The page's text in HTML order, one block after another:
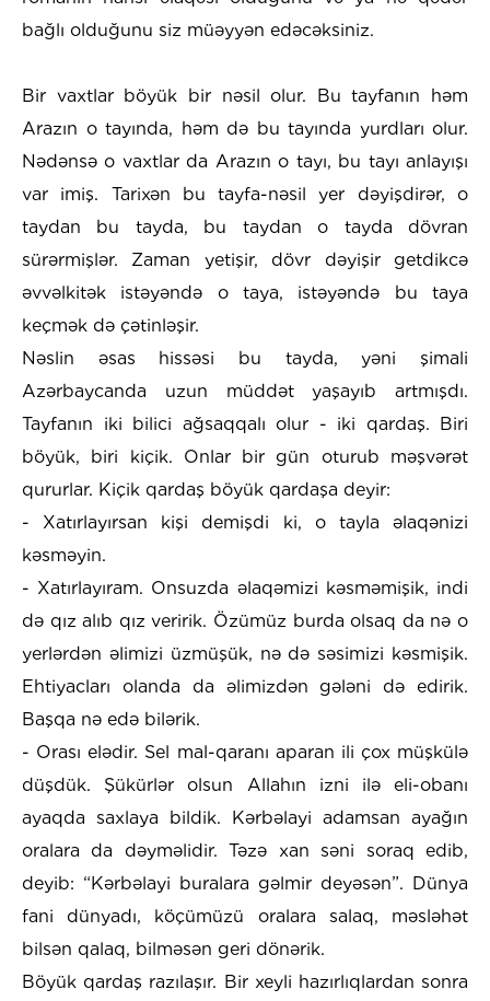
bağlı olduğunu siz müəyyən edəcəksiniz.
Bir vaxtlar böyük bir nəsil olur. Bu tayfanın həm
Arazın o tayında, həm də bu tayında yurdları olur.
Nədənsə o vaxtlar da Arazın o tayı, bu tayı anlayışı
var imiş. Tarixən bu tayfa-nəsil yer dəyişdirər, o
taydan bu tayda, bu taydan o tayda dövran
sürərmişlər. Zaman yetişir, dövr dəyişir getdikcə
əvvəlkitək istəyəndə o taya, istəyəndə bu taya
keçmək də çətinləşir.
Nəslin əsas hissəsi bu tayda, yəni şimali
Azərbaycanda uzun müddət yaşayıb artmışdı.
Tayfanın iki bilici ağsaqqalı olur - iki qardaş. Biri
böyük, biri kiçik. Onlar bir gün oturub məşvərət
qururlar. Kiçik qardaş böyük qardaşa deyir:
- Xatırlayırsan kişi demişdi ki, o tayla əlaqənizi
kəsməyin.
- Xatırlayıram. Onsuzda əlaqəmizi kəsməmişik, indi
də qız alıb qız veririk. Özümüz burda olsaq da nə o
yerlərdən əlimizi üzmüşük, nə də səsimizi kəsmişik.
Ehtiyacları olanda da əlimizdən gələni də edirik.
Başqa nə edə bilərik.
- Orası elədir. Sel mal-qaranı aparan ili çox müşkülə
düşdük. Şükürlər olsun Allahın izni ilə eli-obanı
ayaqda saxlaya bildik. Kərbəlayi adamsan ayağın
oralara da dəyməlidir. Təzə xan səni soraq edib,
deyib: “Kərbəlayi buralara gəlmir deyəsən”. Dünya
fani dünyadı, köçümüzü oralara salaq, məsləhət
bilsən qalaq, bilməsən geri dönərik.
Böyük qardaş razılaşır. Bir xeyli hazırlıqlardan sonra